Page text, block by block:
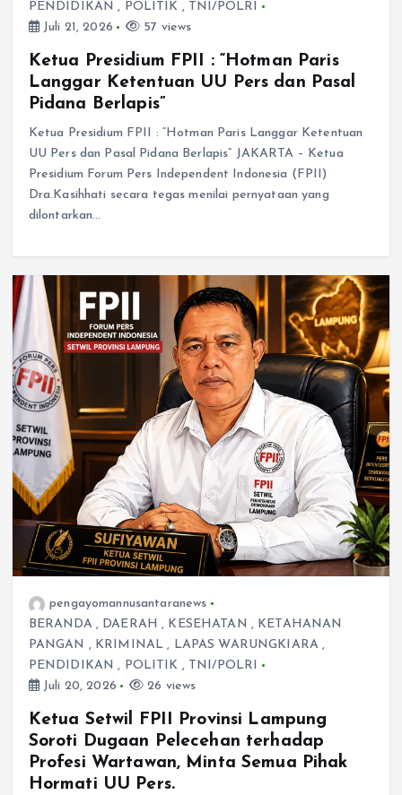
PENDIDIKAN , POLITIK , TNI/POLRI
Juli 21, 2026
57 views
Ketua Presidium FPII : “Hotman Paris
Langgar Ketentuan UU Pers dan Pasal
Pidana Berlapis”
Ketua Presidium FPII : “Hotman Paris Langgar Ketentuan
UU Pers dan Pasal Pidana Berlapis” JAKARTA – Ketua
Presidium Forum Pers Independent Indonesia (FPII)
Dra.Kasihhati secara tegas menilai pernyataan yang
dilontarkan…
pengayomannusantaranews
BERANDA, DAERAH , KESEHATAN , KETAHANAN
PANGAN , KRIMINAL , LAPAS WARUNGKIARA,
PENDIDIKAN , POLITIK , TNI/POLRI
Juli 20, 2026
26 views
Ketua Setwil FPII Provinsi Lampung
Soroti Dugaan Pelecehan terhadap
Profesi Wartawan, Minta Semua Pihak
Hormati UU Pers.